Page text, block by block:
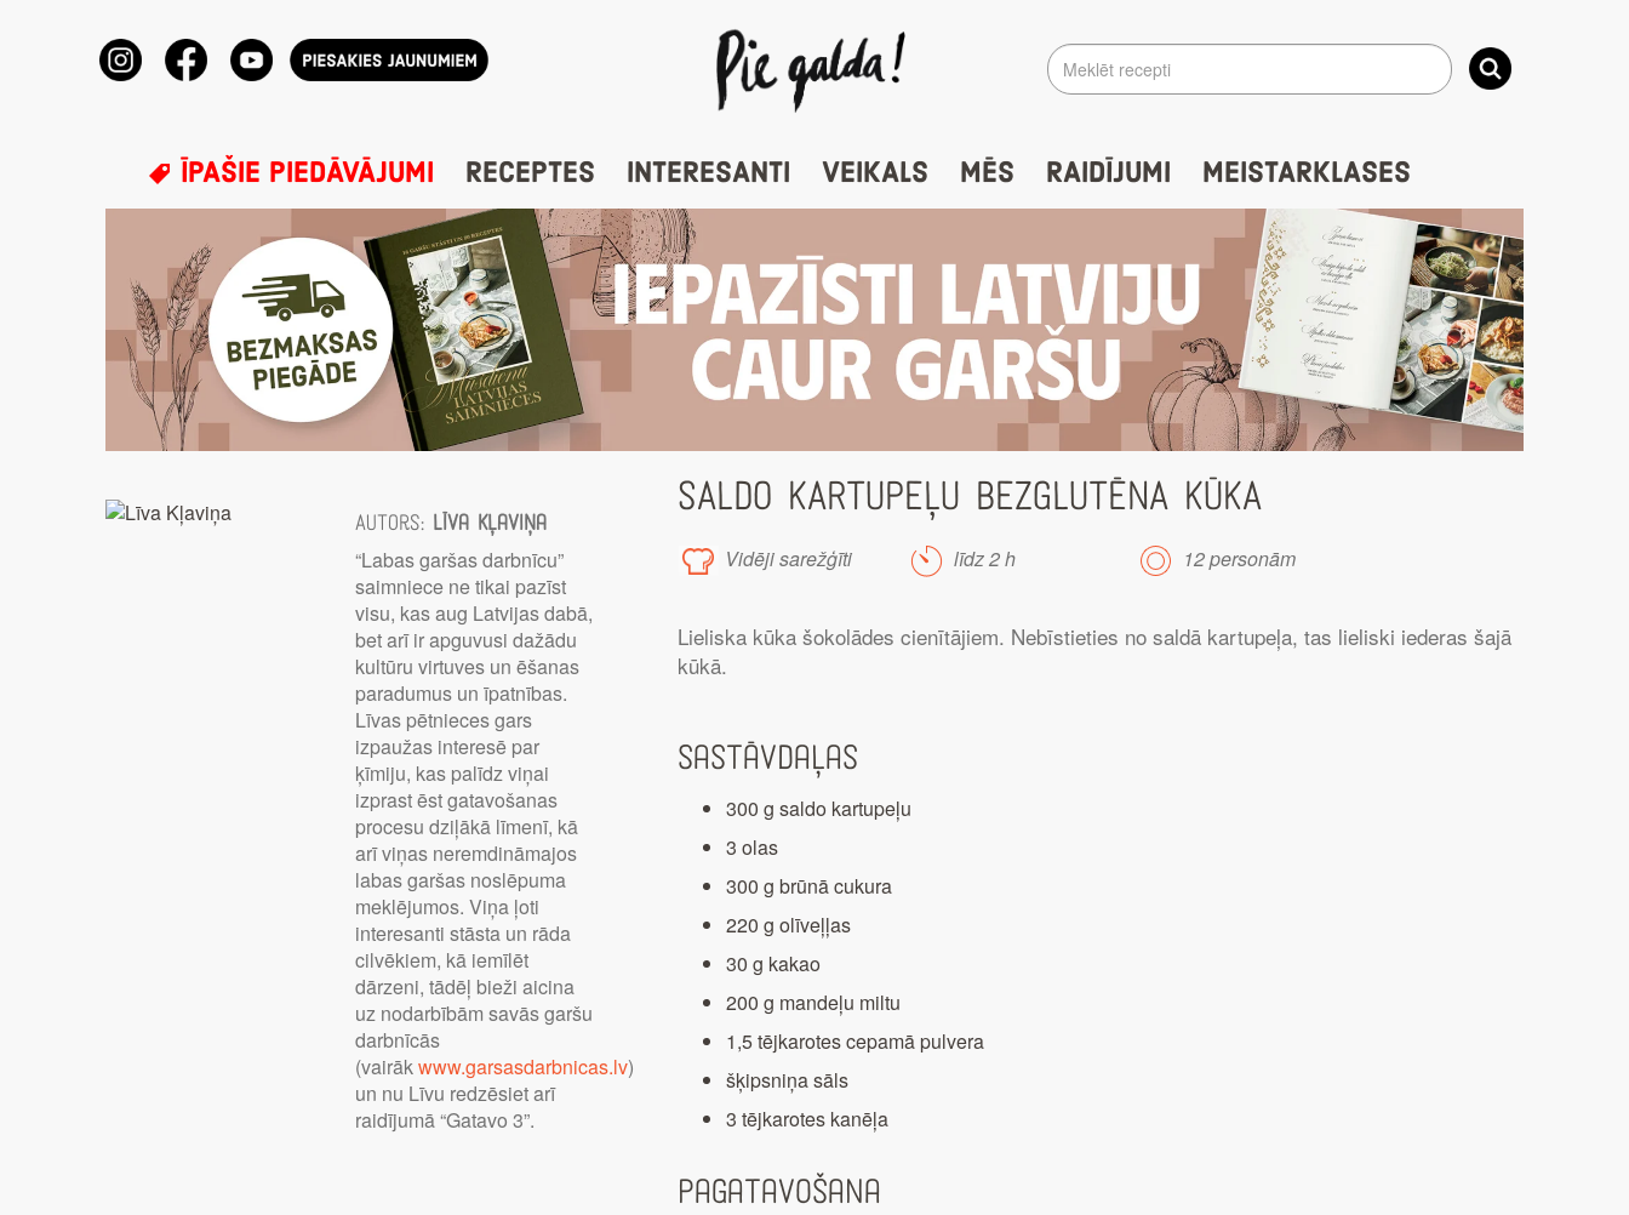
ĪPAŠIE PIEDĀVĀJUMI RECEPTES INTERESANTI VEIKALS MĒS RAIDĪJUMI MEISTARKLASES
Autors: Līva Kļaviņa
“Labas garšas darbnīcu”
saimniece ne tikai pazīst
visu, kas aug Latvijas dabā,
bet arī ir apguvusi dažādu
kultūru virtuves un ēšanas
paradumus un īpatnības.
Līvas pētnieces gars
izpaužas interesē par
ķīmiju, kas palīdz viņai
izprast ēst gatavošanas
procesu dziļākā līmenī, kā
arī viņas neremdināmajos
labas garšas noslēpuma
meklējumos. Viņa ļoti
interesanti stāsta un rāda
cilvēkiem, kā iemīlēt
dārzeni, tādēļ bieži aicina
uz nodarbībām savās garšu
darbnīcās
(vairākwww.garsasdarbnicas.lv)
un nu Līvu redzēsiet arī
raidījumā “Gatavo 3”.
SALDO KARTUPEĻU BEZGLUTĒNA KŪKA
Vidēji sarežģīti līdz 2 h 12 personām
Lieliska kūka šokolādes cienītājiem. Nebīstieties no saldā kartupeļa, tas lieliski iederas šajā
kūkā.
Sastāvdaļas
300 g saldo kartupeļu
3 olas
300 g brūnā cukura
220 g olīveļļas
30 g kakao
200 g mandeļu miltu
1,5 tējkarotes cepamā pulvera
šķipsniņa sāls
3 tējkarotes kanēļa
Pagatavošana